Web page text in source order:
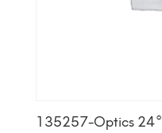
135257-Optics 24°